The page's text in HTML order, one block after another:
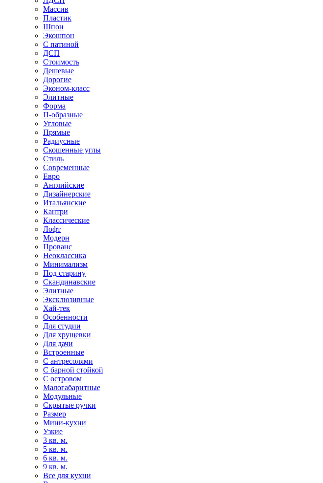
Массив
Пластик
Шпон
Экошпон
С патиной
ДСП
Стоимость
Дешевые
Дорогие
Эконом-класс
Элитные
Форма
П-образные
Угловые
Прямые
Радиусные
Скошенные углы
Стиль
Современные
Евро
Английские
Дизайнерские
Итальянские
Кантри
Классические
Лофт
Модерн
Прованс
Неоклассика
Минимализм
Под старину
Скандинавские
Элитные
Эксклюзивные
Хай-тек
Особенности
Для студии
Для хрущевки
Для дачи
Встроенные
С антресолями
С барной стойкой
С островом
Малогабаритные
Модульные
Скрытые ручки
Размер
Мини-кухни
Узкие
3 кв. м.
5 кв. м.
6 кв. м.
9 кв. м.
Все для кухни